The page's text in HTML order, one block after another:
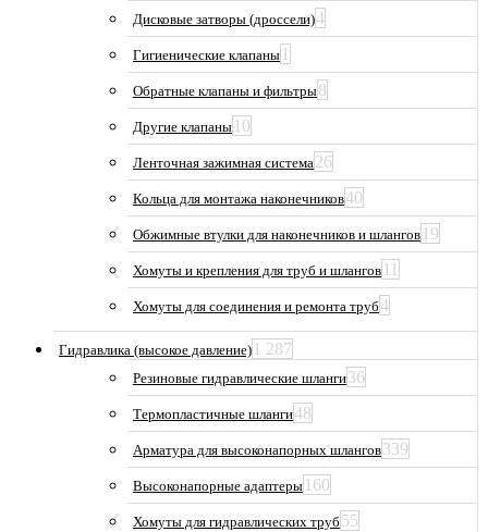
Дисковые затворы (дроссели)4
Гигиенические клапаны 1
Обратные клапаны и фильтры8
Другие клапаны 10
Ленточная зажимная система26
Кольца для монтажа наконечников40
Обжимные втулки для наконечников и шлангов 19
Хомуты и крепления для труб и шлангов 11
Хомуты для соединения и ремонта труб4
Гидравлика (высокое давление) 1 287
Резиновые гидравлические шланги36
Термопластичные шланги48
Арматура для высоконапорных шлангов339
Высоконапорные адаптеры 160
Хомуты для гидравлических труб 55